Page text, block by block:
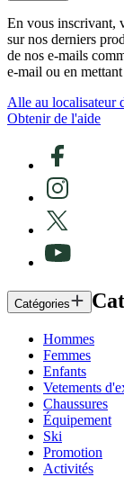
En vous inscrivant,
sur nos derniers
de nos e-mails
e-mail ou en
Alle au localisateur
Obtenir de l'aide
Catégories
Hommes
Femmes
Enfants
Vetements
Chaussures
Équipement
Ski
Promotion
Activités